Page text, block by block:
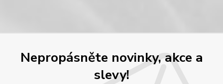
Nepropásněte novinky, akce a
slevy!